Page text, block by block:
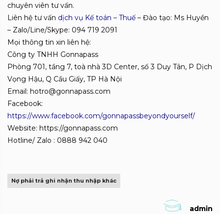
chuyên viên tư vấn.
Liên hệ tư vấn dịch vụ Kế toán – Thuế – Đào tạo: Ms Huyền
– Zalo/Line/Skype: 094 719 2091
Mọi thông tin xin liên hệ:
Công ty TNHH Gonnapass
Phòng 701, tầng 7, toà nhà 3D Center, số 3 Duy Tân, P Dịch
Vọng Hậu, Q Cầu Giấy, TP Hà Nội
Email: hotro@gonnapass.com
Facebook:
https://www.facebook.com/gonnapassbeyondyourself/
Website: https://gonnapass.com
Hotline/ Zalo : 0888 942 040
Nợ phải trả ghi nhận thu nhập khác
admin